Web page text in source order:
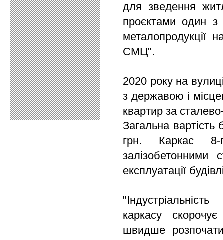
для зведення
проєктами один з
металопродукції
СМЦ".
2020 року на
з державою і
квартир за
Загальна
грн. Каркас 8-
залізобетонними
експлуатації
каркасу
швидше